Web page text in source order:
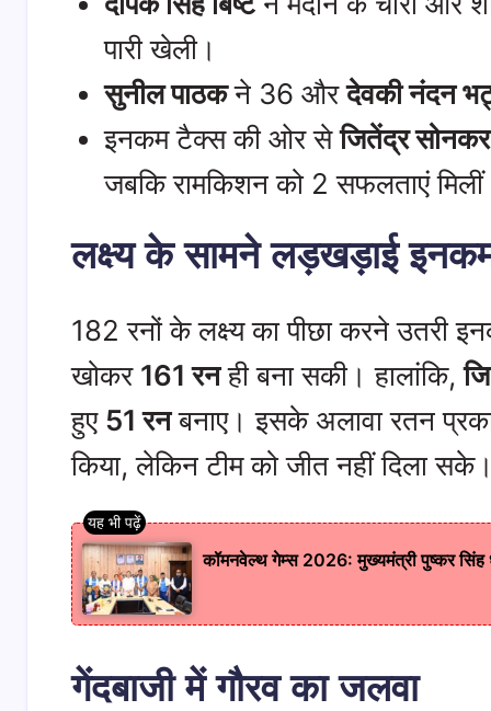
पारी खेली।
सुनील पाठकने 36 औरदेवकी नंदन
​इनकम टैक्स की ओर सेजितेंद्र सोनकर
जबकि रामकिशन को 2 सफलताएं
लक्ष्य के सामने लड़खड़ाई
​182 रनों के लक्ष्य का पीछा करने उतरी
खोकर 161 रनही बना सकी। हालांकि,
हुए 51 रनबनाए। इसके अलावा रतन
किया, लेकिन टीम को जीत नहीं दिला सके।
​कॉमनवेल्थ गेम्स 2026: मुख्यमंत्री पुष्कर सिंह
गेंदबाजी में गौरव का जलवा